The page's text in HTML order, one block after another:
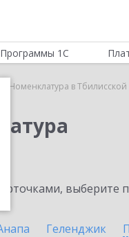
Программы 1С
1С:Номенклатура в Тбилисской
выберите
Геленджик